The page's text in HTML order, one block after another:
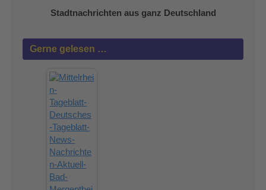
Stadtnachrichten aus ganz Deutschland
Gerne gelesen …